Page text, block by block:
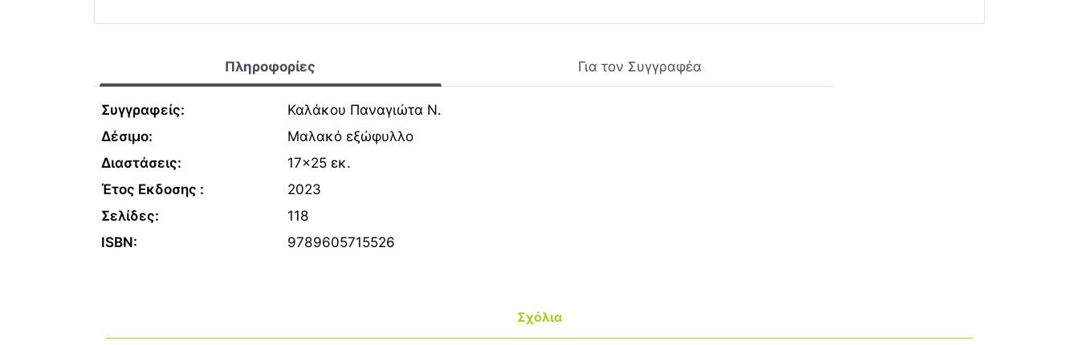
Πληροφορίες Για τον Συγγραφέα
Συγγραφείς:
Καλάκου Παναγιώτα Ν.
Δέσιμο:
Μαλακό εξώφυλλο
Διαστάσεις:
17x25 εκ.
Έτος Εκδοσης :
2023
Σελίδες:
118
ISBN:
9789605715526
Σχόλια